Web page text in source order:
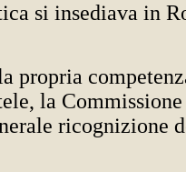
si insediava in
propria
la
ricognizione